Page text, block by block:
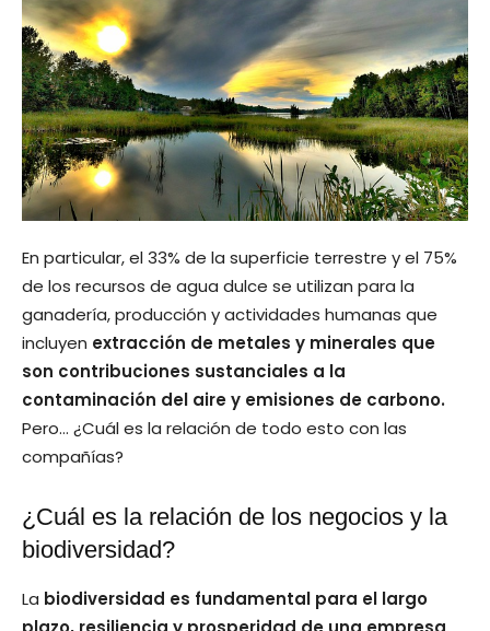
En particular, el 33% de la superficie terrestre y el 75%
de los recursos de agua dulce se utilizan para la
ganadería, producción y actividades humanas que
incluyen extracción de metales y minerales que
son contribuciones sustanciales a la
contaminación del aire y emisiones de carbono.
Pero… ¿Cuál es la relación de todo esto con las
compañías?
¿Cuál es la relación de los negocios y la
biodiversidad?
La biodiversidad es fundamental para el largo